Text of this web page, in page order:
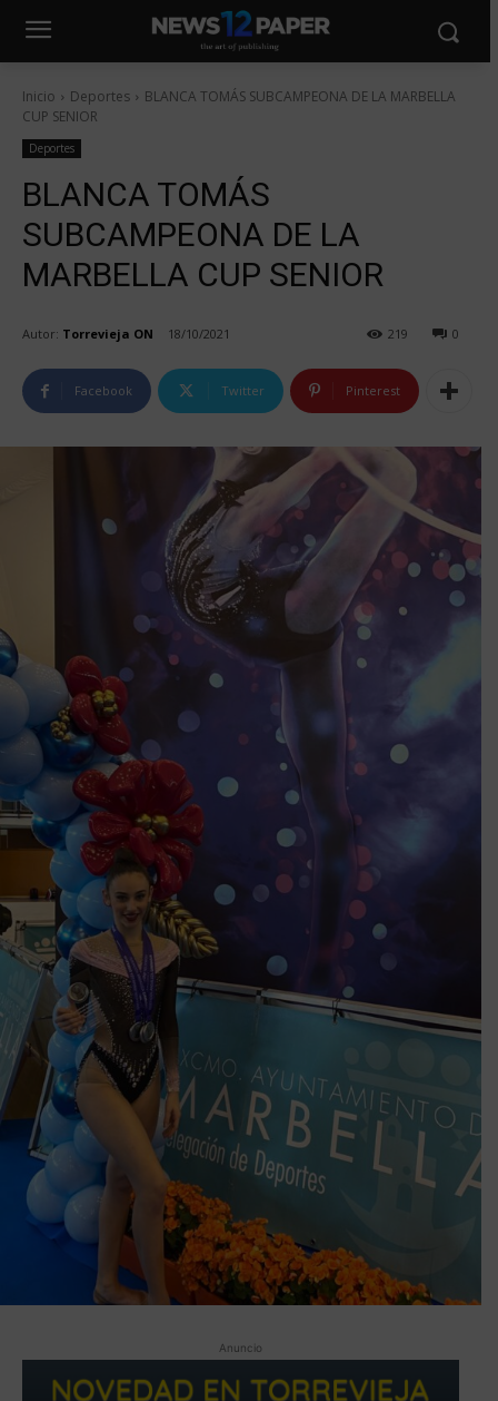
Inicio Deportes
BLANCA TOMÁS SUBCAMPEONA DE LA MARBELLA
CUP SENIOR
Deportes
BLANCA TOMÁS
SUBCAMPEONA DE LA
MARBELLA CUP SENIOR
Autor: Torrevieja ON 18/10/2021 0
219
Facebook Twitter Pinterest
Anuncio